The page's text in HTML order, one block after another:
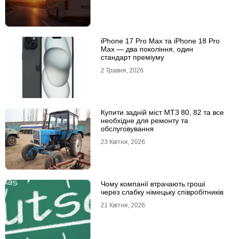
iРhone 17 Рro Мax та iРhone 18 Рro
Мax — два покоління, один
стандарт преміуму
2 Травня, 2026
Купити задній міст МТЗ 80, 82 та все
необхідне для ремонту та
обслуговування
23 Квітня, 2026
Чому компанії втрачають гроші
через слабку німецьку співробітників
21 Квітня, 2026